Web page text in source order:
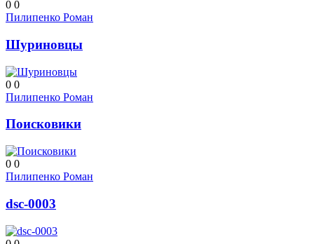
0 0
Пилипенко Роман
Шуриновцы
0 0
Пилипенко Роман
Поисковики
0 0
Пилипенко Роман
dsc-0003